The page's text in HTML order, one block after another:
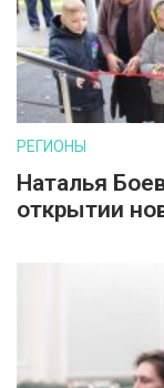
РЕГИОНЫ
Наталья
открытии